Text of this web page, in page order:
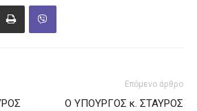
Επόμενο άρθρο
Ο ΥΠΟΥΡΓΟΣ κ. ΣΤΑΥΡΟΣ